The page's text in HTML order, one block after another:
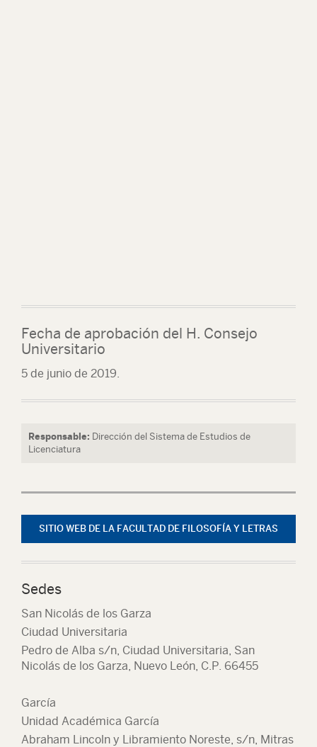
Fecha de aprobación del H. Consejo
Universitario
5 de junio de 2019.
Responsable: Dirección del Sistema de Estudios de
Licenciatura
SITIO WEB DE LA FACULTAD DE FILOSOFÍA Y LETRAS
Sedes
San Nicolás de los Garza
Ciudad Universitaria
Pedro de Alba s/n, Ciudad Universitaria, San
Nicolás de los Garza, Nuevo León, C.P. 66455
García
Unidad Académica García
Abraham Lincoln y Libramiento Noreste, s/n, Mitras